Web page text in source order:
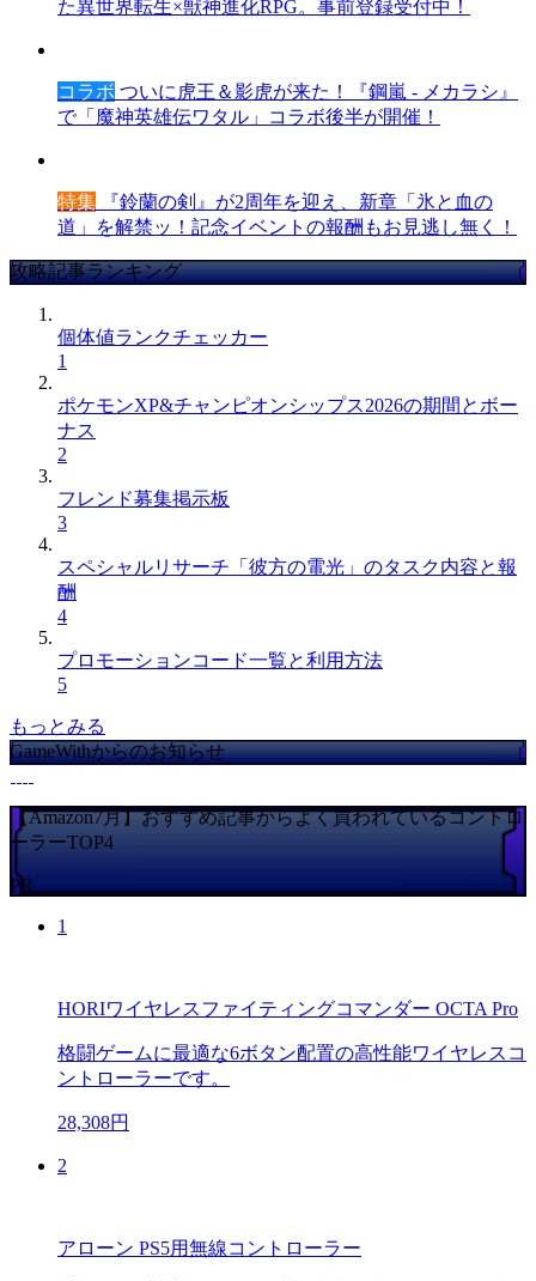
た異世界転生×獣神進化RPG。事前登録受付中！
コラボ ついに虎王＆影虎が来た！『鋼嵐 - メカラシ』
で「魔神英雄伝ワタル」コラボ後半が開催！
特集 『鈴蘭の剣』が2周年を迎え、新章「氷と血の
道」を解禁ッ！記念イベントの報酬もお見逃し無く！
攻略記事ランキング
個体値ランクチェッカー
1
ポケモンXP&チャンピオンシップス2026の期間とボー
ナス
2
フレンド募集掲示板
3
スペシャルリサーチ「彼方の電光」のタスク内容と報
酬
4
プロモーションコード一覧と利用方法
5
もっとみる
GameWithからのお知らせ
【Amazon7月】おすすめ記事からよく買われているコントロ
ーラーTOP4
PR
1
HORIワイヤレスファイティングコマンダー OCTA Pro
格闘ゲームに最適な6ボタン配置の高性能ワイヤレスコ
ントローラーです。
28,308円
2
アローン PS5用無線コントローラー